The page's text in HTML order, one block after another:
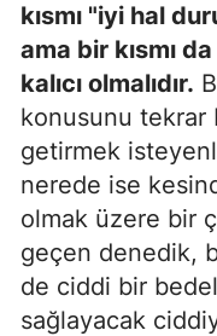
kısmı "iyi hal
ama bir kısmı
kalıcı olmalıdır.
konusunu tekrar
getirmek
nerede ise
olmak üzere bir
geçen denedik,
de ciddi bir
sağlayacak